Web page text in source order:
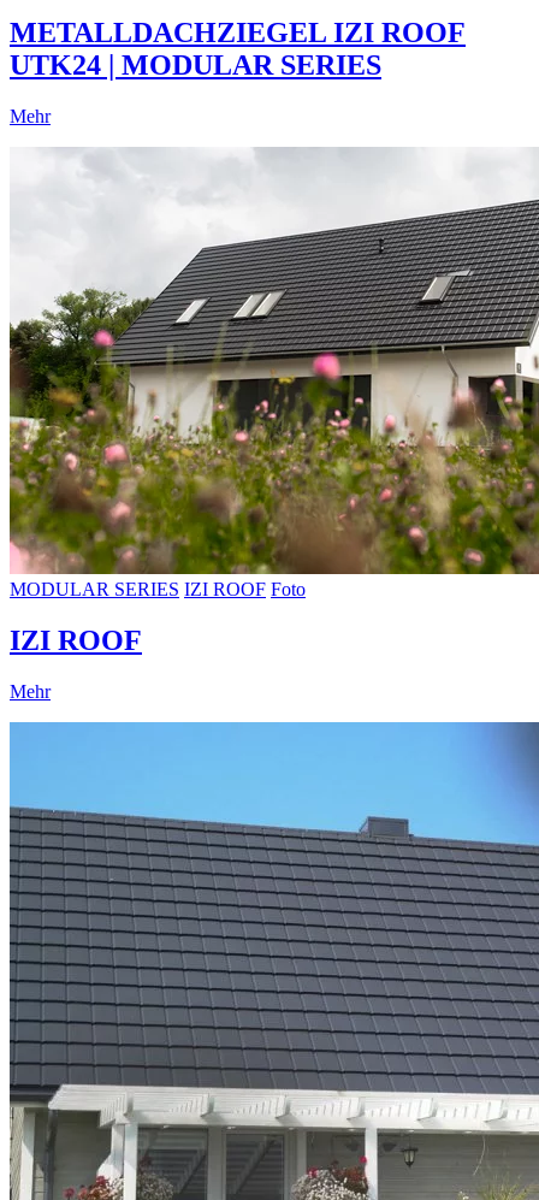
METALLDACHZIEGEL IZI ROOF
UTK24 | MODULAR SERIES
Mehr
MODULAR SERIES IZI ROOF Foto
IZI ROOF
Mehr